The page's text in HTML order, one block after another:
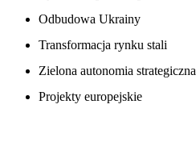
Odbudowa Ukrainy
Transformacja rynku stali
Zielona autonomia strategiczna
Projekty europejskie